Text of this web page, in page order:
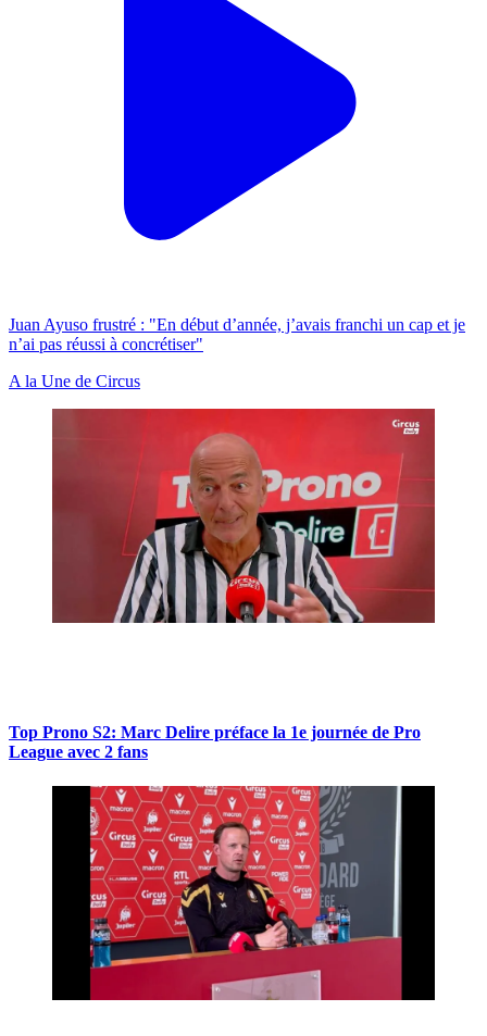
Juan Ayuso frustré : "En début d’année, j’avais franchi un cap et je
n’ai pas réussi à concrétiser"
A la Une de Circus
Top Prono S2: Marc Delire préface la 1e journée de Pro
League avec 2 fans